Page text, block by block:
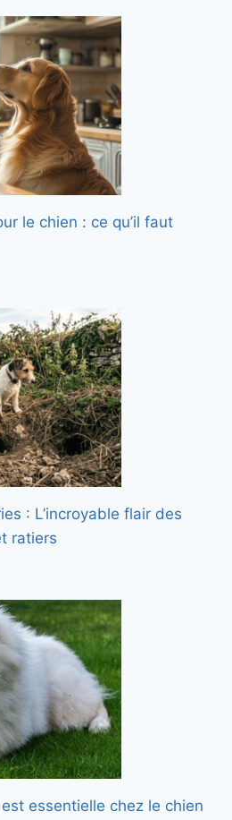
le chien : ce qu’il faut
: L’incroyable flair des
ratiers
essentielle chez le chien